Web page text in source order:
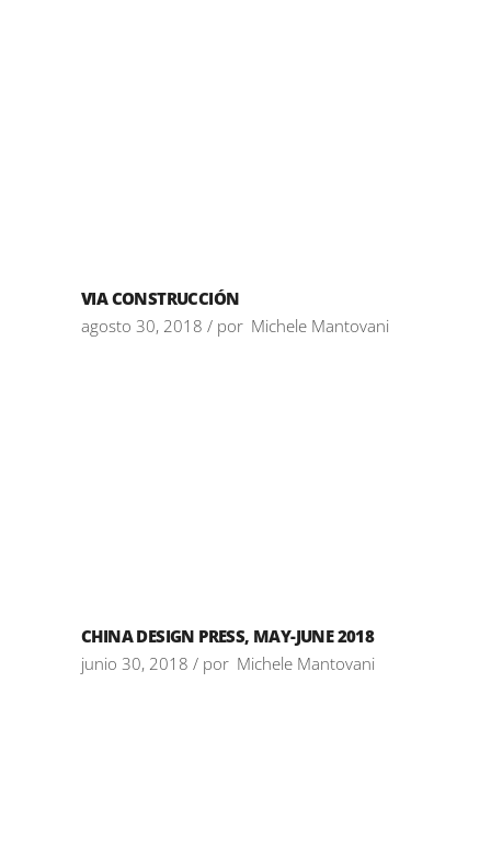
VIA CONSTRUCCIÓN
agosto 30, 2018
por Michele Mantovani
CHINA DESIGN PRESS, MAY-JUNE 2018
junio 30, 2018
por Michele Mantovani